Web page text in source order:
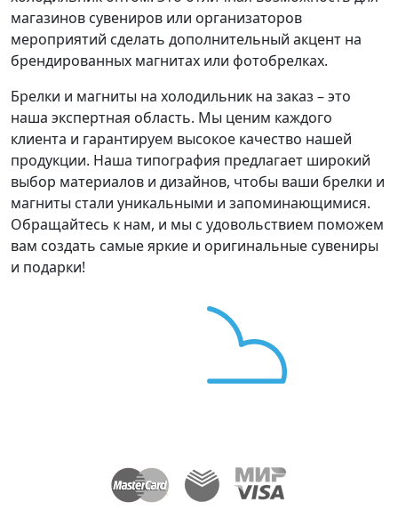
магазинов сувениров или организаторов
мероприятий сделать дополнительный акцент на
брендированных магнитах или фотобрелках.
Брелки и магниты на холодильник на заказ – это
наша экспертная область. Мы ценим каждого
клиента и гарантируем высокое качество нашей
продукции. Наша типография предлагает широкий
выбор материалов и дизайнов, чтобы ваши брелки и
магниты стали уникальными и запоминающимися.
Обращайтесь к нам, и мы с удовольствием поможем
вам создать самые яркие и оригинальные сувениры
и подарки!